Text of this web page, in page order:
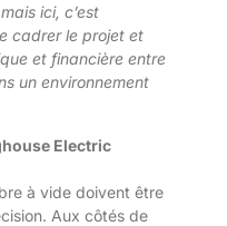
ici, c’est
cadrer le projet et
et financière entre
un environnement
Electric
à vide doivent être
Aux côtés de